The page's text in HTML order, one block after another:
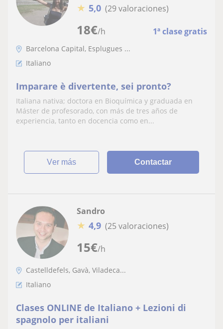
18€/h 1ª clase gratis
★ 5,0 (29 valoraciones)
Barcelona Capital, Esplugues ...
Italiano
Imparare è divertente, sei pronto?
Italiana nativa; doctora en Bioquímica y graduada en
Máster de profesorado, con más de tres años de
experiencia, tanto en docencia como en...
ver más Contactar
15€/h
Sandro
★ 4,9 (25 valoraciones)
Castelldefels, Gavà, Viladeca...
Italiano
Clases ONLINE de Italiano + Lezioni di
spagnolo per italiani